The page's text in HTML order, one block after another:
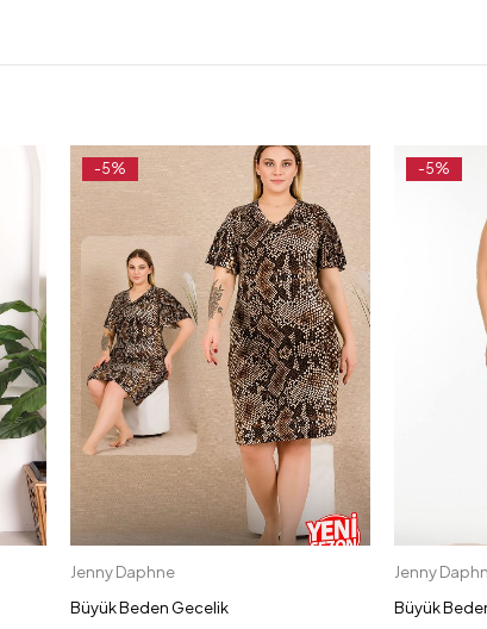
-5%
2XL
3XL
Jenny Daphne
Büyük Beden Gecelik
-5%
Jenny
Büyük